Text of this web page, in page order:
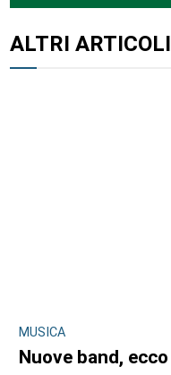
ALTRI
MUSICA
Nuove band,